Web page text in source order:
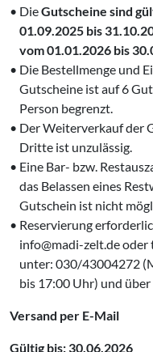
• DieGutscheine sind
01.09.2025 bis
vom 01.01.2026 bis
• Die Bestellmenge und
Gutscheine ist auf 6
‌ Person begrenzt.
• Der Weiterverkauf der
‌ Dritte ist unzulässig.
• Eine Bar- bzw.
das Belassen eines
Gutschein ist nicht
• Reservierung
info@madi-zelt.de oder
unter: 030/43004272
bis 17:00 Uhr) und über
Versand per E-Mail
Gültig bis: 30.06.2026